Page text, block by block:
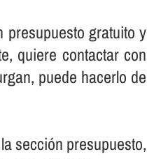
gratuito y
quiere contactar con
puede hacerlo de
sección presupuesto,